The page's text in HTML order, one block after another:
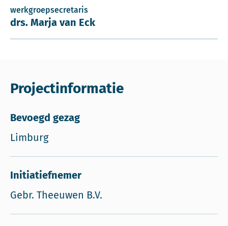
werkgroepsecretaris
drs. Marja van Eck
Projectinformatie
Bevoegd gezag
Limburg
Initiatiefnemer
Gebr. Theeuwen B.V.